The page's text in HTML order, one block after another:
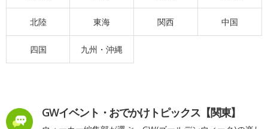
北陸 東海 関西 中国
四国 九州・沖縄
GWイベント・おでかけトピックス【関東】